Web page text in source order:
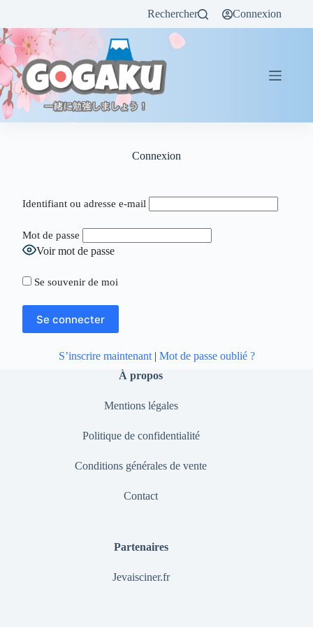
Rechercher Connexion
Connexion
Identifiant ou adresse e-mail
Mot de passe
Voir mot de passe
Se souvenir de moi
S’inscrire maintenant| Mot de passe oublié ?
À propos
Mentions légales
Politique de confidentialité
Conditions générales de vente
Contact
Partenaires
Jevaisciner.fr